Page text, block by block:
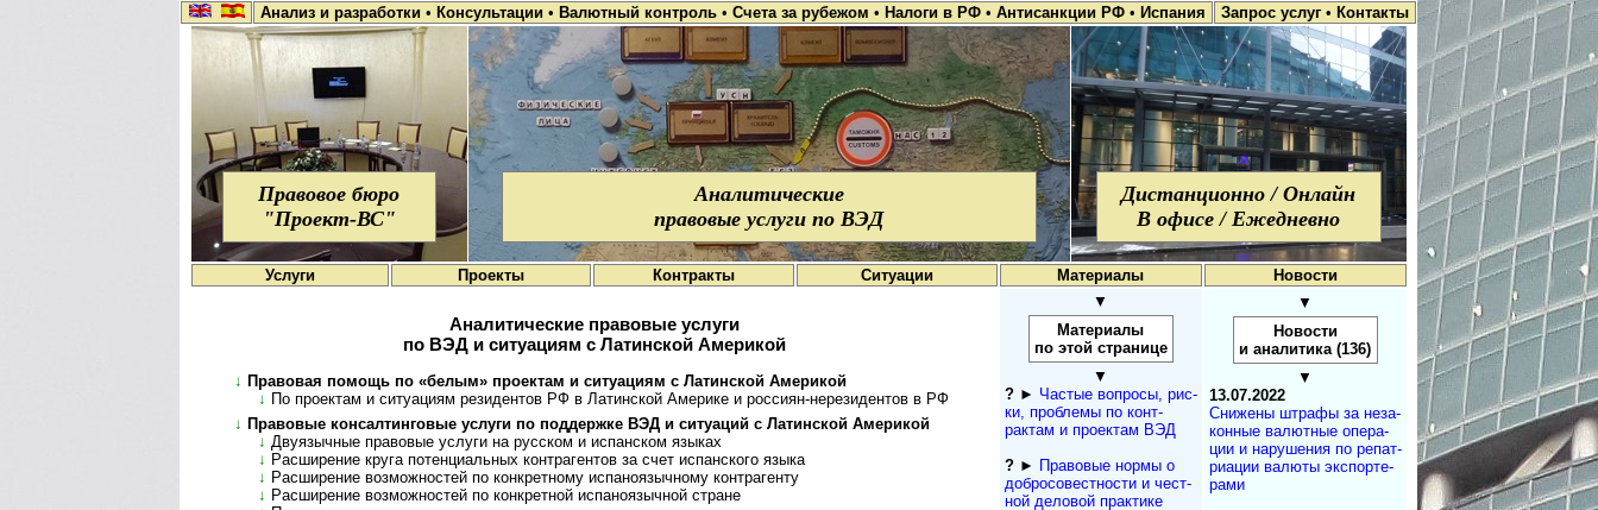
Анализ и разработки • Консультации • Валютный контроль • Счета за рубежом • Налоги в РФ • Антисанкции РФ • Испания Запрос услуг • Контакты
Правовое бюро
"Проект-ВС"
Аналитические
правовые услуги по ВЭД
Дистанционно / Онлайн
В офисе / Ежедневно
Услуги Проекты Контракты Ситуации Материалы Новости
Аналитические правовые услуги
по ВЭД и ситуациям с Латинской Америкой
↓ Правовая помощь по «белым» проектам и ситу­а­циям с Латин­ской Аме­рикой
↓ По проектам и ситуациям резиден­тов РФ в Латин­ской Аме­рике и рос­си­ян-­нере­зи­ден­тов в РФ
↓ Правовые консалтинговые услуги по под­дер­жке ВЭД и ситу­а­ций с Латин­cкой Аме­рикой
↓ Двуязычные правовые услуги на рус­ском и испан­ском языках
↓ Расширение круга потенциальных контр­аген­тов за счет испан­ского языка
↓ Расширение возможностей по конкретному испа­но­языч­ному контр­агенту
↓ Расширение возможностей по конкретной испано­языч­ной стране
▼
Материалы
по этой странице
▼
?► Частые вопросы, рис­
ки, проблемы по конт­
рактам и проектам ВЭД
?► Правовые нормы о
добросовестности и чест­
ной деловой практике
▼
Новости
и аналитика (136)
▼
13.07.2022
Снижены штрафы за не­за­
кон­ные ва­лют­ные опе­ра­
ции и на­ру­ше­ния по ре­па­т­
ри­а­ции ва­лю­ты экс­пор­те­
рами